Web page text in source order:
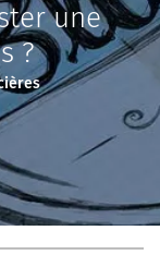
une
?